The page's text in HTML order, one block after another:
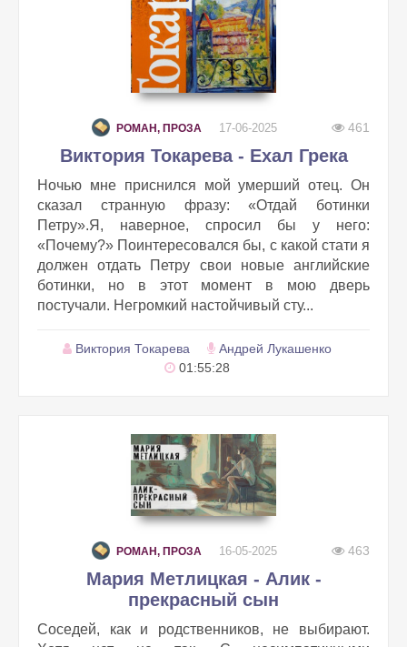
РОМАН, ПРОЗА 17-06-2025 461
Виктория Токарева - Ехал Грека
Ночью мне приснился мой умерший отец. Он
сказал странную фразу: «Отдай ботинки
Петру».Я, наверное, спросил бы у него:
«Почему?» Поинтересовался бы, с какой стати я
должен отдать Петру свои новые английские
ботинки, но в этот момент в мою дверь
постучали. Негромкий настойчивый сту...
Виктория Токарева
Андрей Лукашенко
01:55:28
РОМАН, ПРОЗА 16-05-2025 463
Мария Метлицкая - Алик -
прекрасный сын
Соседей, как и родственников, не выбирают.